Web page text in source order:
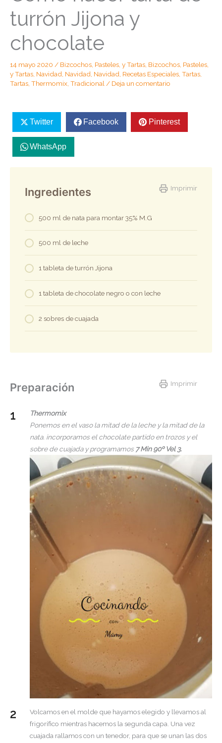
turrón Jijona y
chocolate
14 mayo 2020 / Bizcochos, Pasteles, y Tartas Bizcochos, Pasteles,
y Tartas Navidad Navidad Navidad Recetas Especiales Tartas
Tartas Thermomix Tradicional / Deja un comentario
Twitter Facebook Pinterest
WhatsApp
Imprimir
Ingredientes
500 ml de nata para montar 35% M.G
500 ml de leche
1 tableta de turrón Jijona
1 tableta de chocolate negro o con leche
2 sobres de cuajada
Imprimir
Preparación
Thermomix
Ponemos en el vaso la mitad de la leche y la mitad de la
nata. incorporamos el chocolate partido en trozos y el
sobre de cuajada y programamos7 Min 90º Vel 3.
Volcamos en el molde que hayamos elegido y llevamos al
frigorífico mientras hacemos la segunda capa. Una vez
cuajada rallamos con un tenedor, para que se unan las dos